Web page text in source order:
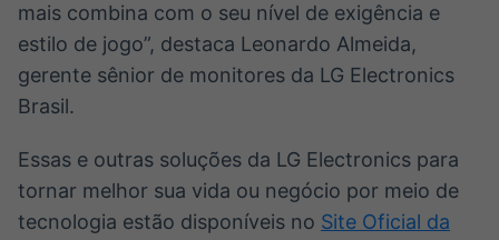
mais combina com o seu nível de exigência e
estilo de jogo”, destaca Leonardo Almeida,
gerente sênior de monitores da LG Electronics
Brasil.
Essas e outras soluções da LG Electronics para
tornar melhor sua vida ou negócio por meio de
tecnologia estão disponíveis no Site Oficial da